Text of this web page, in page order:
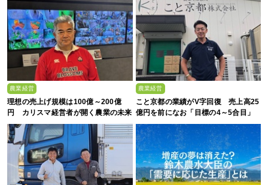
農業経営
理想の売上げ規模は100億～200億
円 カリスマ経営者が開く農業の未来
農業経営
こと京都の業績がV字回復 売上高25
億円を前になお「目標の4～5合目」